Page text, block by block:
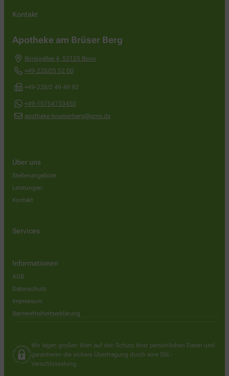
Kontakt
Apotheke am Brüser Berg
Borsigallee 4 53125 Bonn
+49-228/25 52 00
+49-228/2 49 49 92
+49-15754733450
apotheke-brueserberg@gmx.de
Über uns
Stellenangebote
Leistungen
Kontakt
Services
Informationen
AGB
Datenschutz
Impressum
Barrierefreiheitserklärung
Wir legen großen Wert auf den Schutz Ihrer persönlichen Daten und
garantieren die sichere Übertragung durch eine SSL-
Verschlüsselung.